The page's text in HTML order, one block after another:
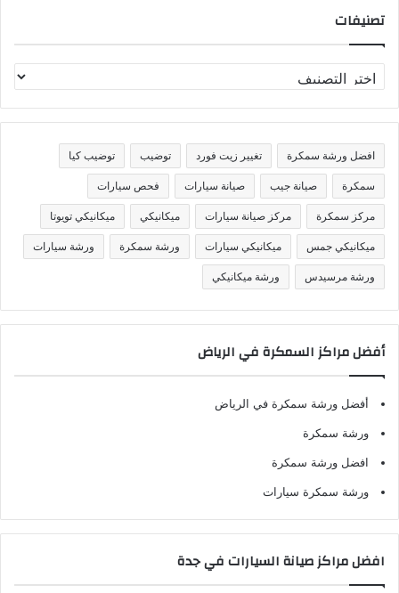
تصنيفات
ص
ن
ف
ا
افضل ورشة سمكرة تغيير زيت فورد توضيب توضيب كيا
سمكرة صيانة جيب صيانة سيارات فحص سيارات
مركز سمكرة مركز صيانة سيارات ميكانيكي ميكانيكي تويوتا
ميكانيكي جمس ميكانيكي سيارات ورشة سمكرة ورشة سيارات
ورشة مرسيدس ورشة ميكانيكي
أفضل مراكز السمكرة في الرياض
أفضل ورشة سمكرة في الرياض
ورشة سمكرة
افضل ورشة سمكرة
ورشة سمكرة سيارات
افضل مراكز صيانة السيارات في جدة